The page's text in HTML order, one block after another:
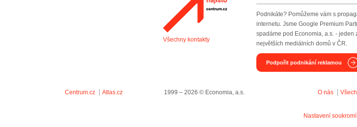
Všechny kontakty
Podnikáte? Pomůžeme vám s
internetu. Jsme Google Premium
spadáme pod Economia, a.s. - jeden
největších mediálních domů v ČR.
Podpořit podnikání reklamou
Centrum.cz Atlas.cz 1999 – 2026 © Economia, a.s. O nás
Nastavení soukromí